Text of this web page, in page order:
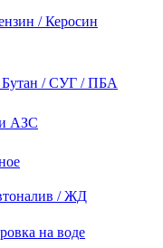
/ Керосин
/ СУГ / ПБА
АЗС
/ ЖД
на воде